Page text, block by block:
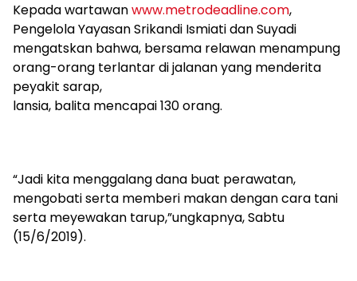
Kepada wartawanwww.metrodeadline.com,
Pengelola Yayasan Srikandi Ismiati dan Suyadi
mengatskan bahwa, bersama relawan menampung
orang-orang terlantar di jalanan yang menderita
peyakit sarap,
lansia, balita mencapai 130 orang.
“Jadi kita menggalang dana buat perawatan,
mengobati serta memberi makan dengan cara tani
serta meyewakan tarup,”ungkapnya, Sabtu
(15/6/2019).